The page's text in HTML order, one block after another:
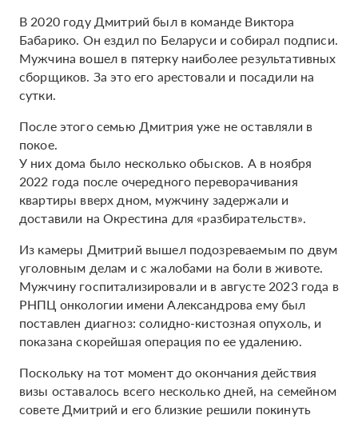
В 2020 году Дмитрий был в команде Виктора
Бабарико. Он ездил по Беларуси и собирал подписи.
Мужчина вошел в пятерку наиболее результативных
сборщиков. За это его арестовали и посадили на
сутки.
После этого семью Дмитрия уже не оставляли в
покое.
У них дома было несколько обысков. А в ноября
2022 года после очередного переворачивания
квартиры вверх дном, мужчину задержали и
доставили на Окрестина для «разбирательств».
Из камеры Дмитрий вышел подозреваемым по двум
уголовным делам и с жалобами на боли в животе.
Мужчину госпитализировали и в августе 2023 года в
РНПЦ онкологии имени Александрова ему был
поставлен диагноз: солидно-кистозная опухоль, и
показана скорейшая операция по ее удалению.
Поскольку на тот момент до окончания действия
визы оставалось всего несколько дней, на семейном
совете Дмитрий и его близкие решили покинуть